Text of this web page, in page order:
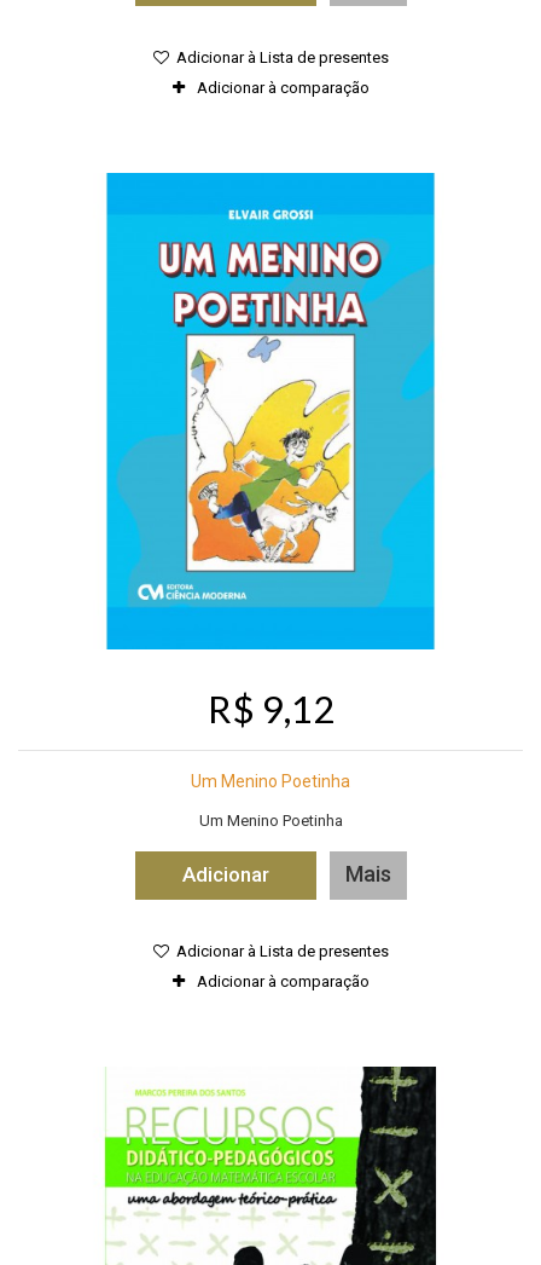
Adicionar à Lista de presentes
Adicionar à comparação
R$ 9,12
Um Menino Poetinha
Um Menino Poetinha
Adicionar Mais
Adicionar à Lista de presentes
Adicionar à comparação